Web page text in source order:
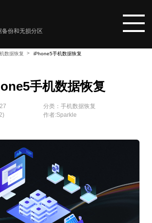
备份和无损分区
数据恢复 iPhone5手机数据恢复
手机数据恢复
分类： 手机数据恢复
) 作者:Sparkle